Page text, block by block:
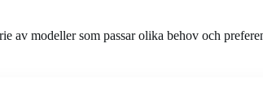
av modeller som passar olika behov och